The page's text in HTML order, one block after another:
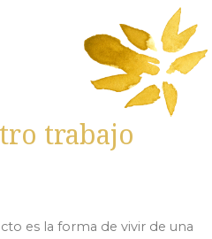
trabajo
es la forma de vivir de una